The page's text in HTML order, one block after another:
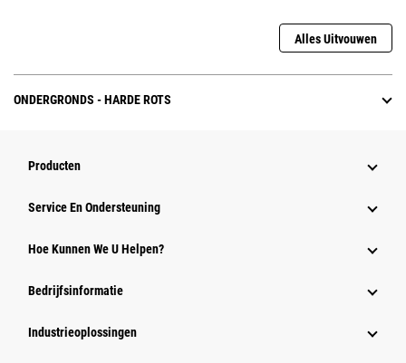
Alles Uitvouwen
ONDERGRONDS - HARDE ROTS
Producten
Service En Ondersteuning
Hoe Kunnen We U Helpen?
Bedrijfsinformatie
Industrieoplossingen